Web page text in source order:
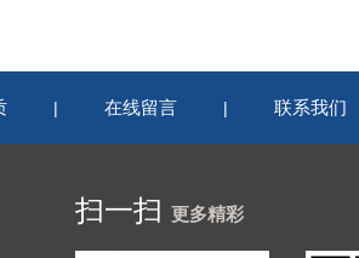
| 在线留言 | 联系我们
扫一扫 更多精彩